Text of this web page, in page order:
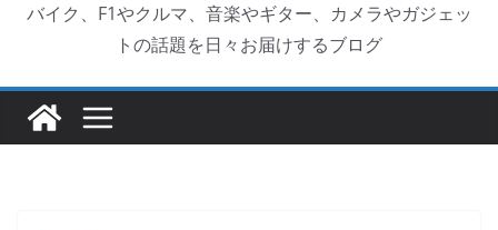
バイク、F1やクルマ、音楽やギター、カメラやガジェッ
トの話題を日々お届けするブログ